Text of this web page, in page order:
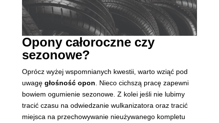
Opony całoroczne czy
sezonowe?
Oprócz wyżej wspomnianych kwestii, warto wziąć pod
uwagę głośność opon . Nieco cichszą pracę zapewni
bowiem ogumienie sezonowe. Z kolei jeśli nie lubimy
tracić czasu na odwiedzanie wulkanizatora oraz tracić
miejsca na przechowywanie nieużywanego kompletu